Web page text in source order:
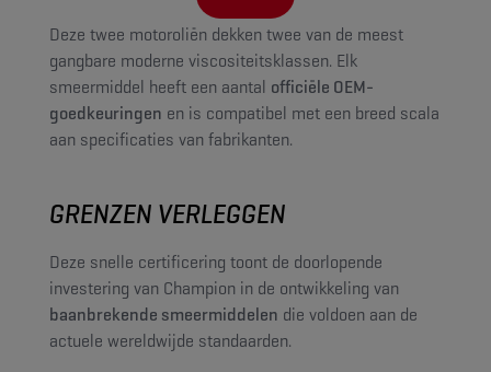
Deze twee motoroliën dekken twee van de meest
gangbare moderne viscositeitsklassen. Elk
smeermiddel heeft een aantal officiële OEM-
goedkeuringen en is compatibel met een breed scala
aan specificaties van fabrikanten.
GRENZEN VERLEGGEN
Deze snelle certificering toont de doorlopende
investering van Champion in de ontwikkeling van
baanbrekende smeermiddelen die voldoen aan de
actuele wereldwijde standaarden.